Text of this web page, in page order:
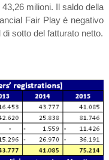
milioni. Il saldo della
Fair Play è negativo
sotto del fatturato netto.